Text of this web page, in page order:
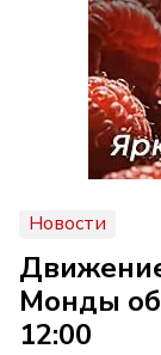
Новости
Монды
12:00